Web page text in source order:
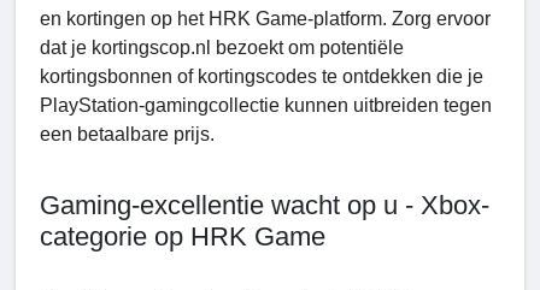
en kortingen op het HRK Game-platform. Zorg ervoor
dat je kortingscop.nl bezoekt om potentiële
kortingsbonnen of kortingscodes te ontdekken die je
PlayStation-gamingcollectie kunnen uitbreiden tegen
een betaalbare prijs.
Gaming-excellentie wacht op u - Xbox-
categorie op HRK Game